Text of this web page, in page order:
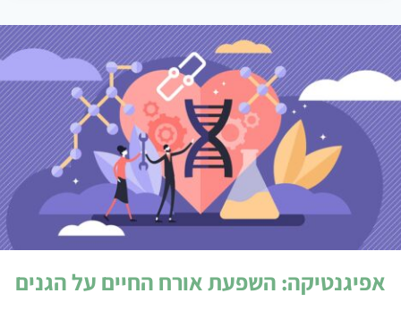
החיידקים
בגופנו
אפיגנטיקה: השפעת אורח החיים על הגנים